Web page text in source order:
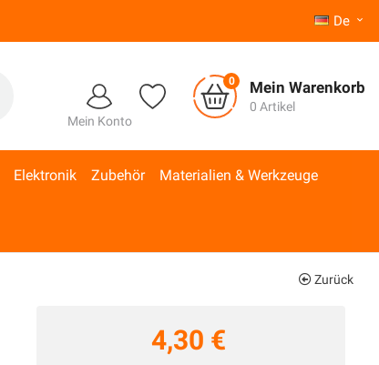
De 
Mein Konto
0 Mein Warenkorb
0 Artikel
Elektronik Zubehör Materialien & Werkzeuge
Zurück
4,30 €